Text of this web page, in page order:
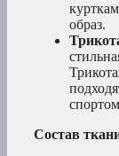
образ.
Состав